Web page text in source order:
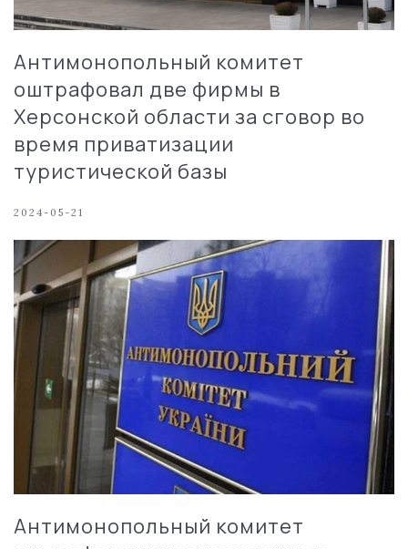
Антимонопольный комитет
оштрафовал две фирмы в
Херсонской области за сговор во
время приватизации
туристической базы
2024-05-21
Антимонопольный комитет